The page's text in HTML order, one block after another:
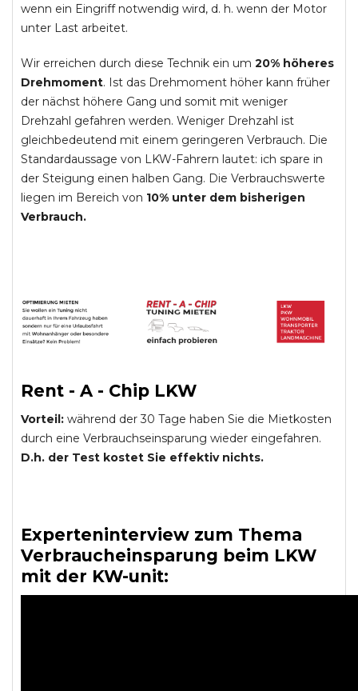
wenn ein Eingriff notwendig wird, d. h. wenn der Motor
unter Last arbeitet.
Wir erreichen durch diese Technik ein um 20% höheres
Drehmoment. Ist das Drehmoment höher kann früher
der nächst höhere Gang und somit mit weniger
Drehzahl gefahren werden. Weniger Drehzahl ist
gleichbedeutend mit einem geringeren Verbrauch. Die
Standardaussage von LKW-Fahrern lautet: ich spare in
der Steigung einen halben Gang. Die Verbrauchswerte
liegen im Bereich von 10% unter dem bisherigen
Verbrauch.
Rent - A - Chip LKW
Vorteil: während der 30 Tage haben Sie die Mietkosten
durch eine Verbrauchseinsparung wieder eingefahren.
D.h. der Test kostet Sie effektiv nichts.
Experteninterview zum Thema
Verbraucheinsparung beim LKW
mit der KW-unit: